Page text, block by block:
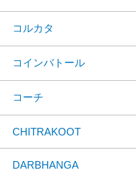
コルカタ
コインバトール
コーチ
CHITRAKOOT
DARBHANGA